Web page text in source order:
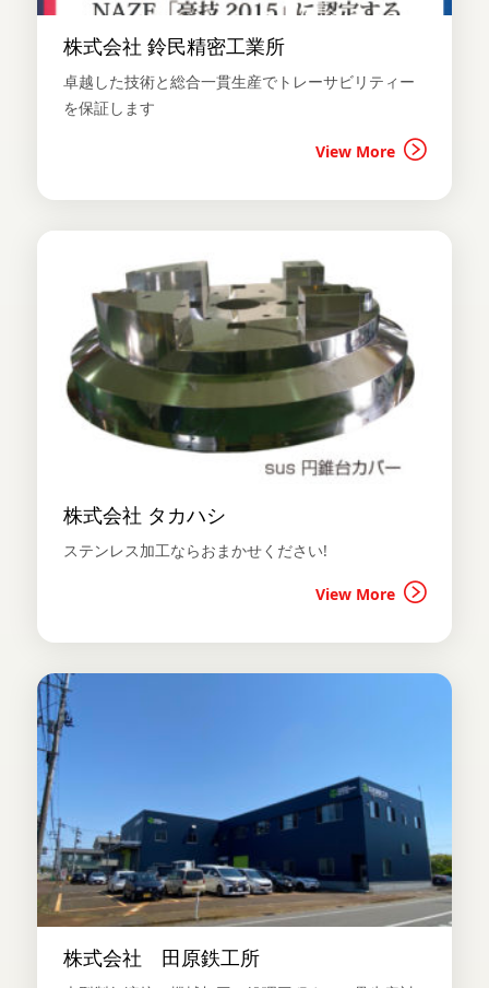
株式会社 鈴民精密工業所
卓越した技術と総合一貫生産でトレーサビリティー
を保証します
View More
株式会社 タカハシ
ステンレス加工ならおまかせください!
View More
株式会社 田原鉄工所